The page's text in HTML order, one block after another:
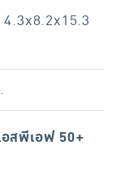
สพีเอฟ 50+